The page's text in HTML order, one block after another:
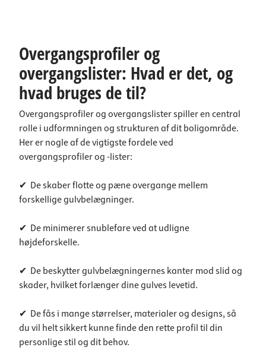
Overgangsprofiler og
overgangslister: Hvad er det, og
hvad bruges de til?
Overgangsprofiler og overgangslister spiller en central
rolle i udformningen og strukturen af dit boligområde.
Her er nogle af de vigtigste fordele ved
overgangsprofiler og -lister:
✔ De skaber flotte og pæne overgange mellem
forskellige gulvbelægninger.
✔ De minimerer snublefare ved at udligne
højdeforskelle.
✔ De beskytter gulvbelægningernes kanter mod slid og
skader, hvilket forlænger dine gulves levetid.
✔ De fås i mange størrelser, materialer og designs, så
du vil helt sikkert kunne finde den rette profil til din
personlige stil og dit behov.